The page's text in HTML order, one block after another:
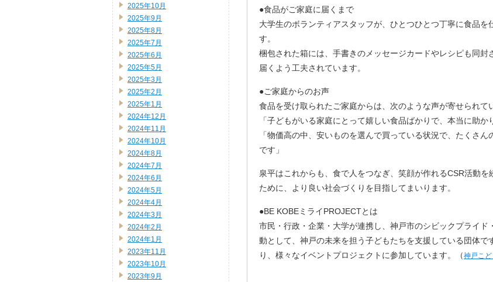
●食品がご家庭に届くまで
大学生のボランティアスタッフが、ひとつひとつ丁寧に食品を
す。
梱包された箱には、手書きのメッセージカードやレシピも同封
届くよう工夫されています。
●ご家庭からのお声
食品を受け取られたご家庭からは、次のような声が寄せられて
「子どもがいる家庭にとって嬉しい食品ばかりで、本当に助か
「物価高の中、安いものを選んで買っている状況で、たくさ
です」
泉平はこれからも、食で人をつなぎ、笑顔が作れるCSR活動
ために、より良い社会づくりを目指してまいります。
●BE KOBEミライPROJECTとは
市民・行政・企業・大学が連携し、神戸市のシビックプライ
動として、神戸の未来を担う子どもたちを支援している団体で
り、様々なイベントプロジェクトに参加しています。（神戸こ
2025年10月
2025年9月
2025年8月
2025年7月
2025年6月
2025年5月
2025年3月
2025年2月
2025年1月
2024年12月
2024年11月
2024年10月
2024年8月
2024年7月
2024年6月
2024年5月
2024年4月
2024年3月
2024年2月
2024年1月
2023年11月
2023年10月
2023年9月